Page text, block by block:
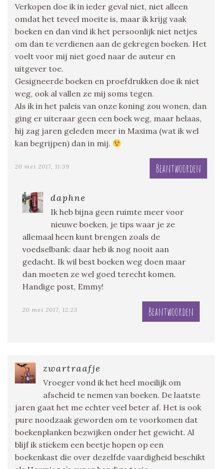
Verkopen doe ik in ieder geval niet, niet alleen
omdat het teveel moeite is, maar ik krijg vaak
boeken en dan vind ik het persoonlijk niet netjes
om dan te verdienen aan de gekregen boeken. Het
voelt voor mij niet goed naar de auteur en
uitgever toe.
Gesigneerde boeken en proefdrukken doe ik niet
weg, ook al vallen ze mij soms tegen.
Als ik in het paleis van onze koning zou wonen, dan
ging er uiteraar geen een boek weg, maar helaas,
hij zag jaren geleden meer in Maxima (wat ik wel
kan begrijpen) dan in mij.
20 mei 2017, 11:39 Beantwoorden
daphne
Ik heb bijna geen ruimte meer voor
nieuwe boeken, je tips waar je ze
allemaal heen kunt brengen zoals de
voedselbank: daar heb ik nog nooit aan
gedacht. Ik wil best boeken weg doen maar
dan moeten ze wel goed terecht komen.
Handige post, Emmy!
20 mei 2017, 12:23 Beantwoorden
zwartraafje
Vroeger vond ik het heel moeilijk om
afscheid te nemen van boeken. De laatste
jaren gaat het me echter veel beter af. Het is ook
pure noodzaak geworden om te voorkomen dat
boekenplanken bezwijken onder het gewicht. Al
blijf ik stiekem een beetje hopen op een
boekenkast die over dezelfde vaardigheid beschikt